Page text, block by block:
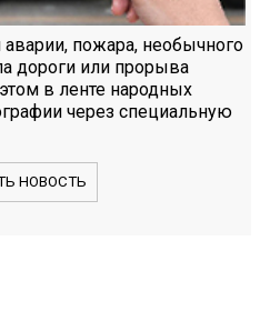
пожара, необычного
дороги или прорыва
в ленте народных
через специальную
НОВОСТЬ